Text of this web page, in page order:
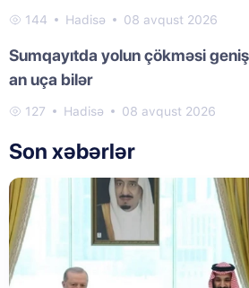
144 Hadisə 08 avqust 2026
Sumqayıtda yolun çökməsi
an uça bilər
127 Hadisə 08 avqust 2026
Son xəbərlər